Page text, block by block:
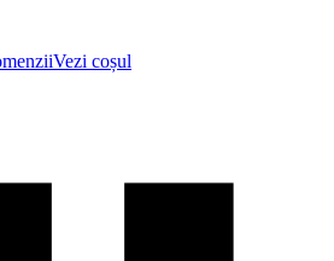
Vezi coșul